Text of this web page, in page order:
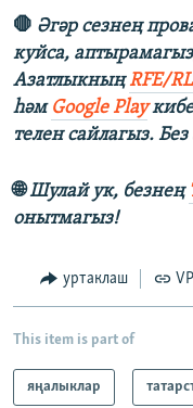
🛑 Әгәр сезнең
куйса,
АзатлыкныңRFE/RL
һәм Google Play
телен сайлагыз.
🌐Шулай ук, безнең
онытмагыз!
уртаклаш
This item is part of
яңалыклар